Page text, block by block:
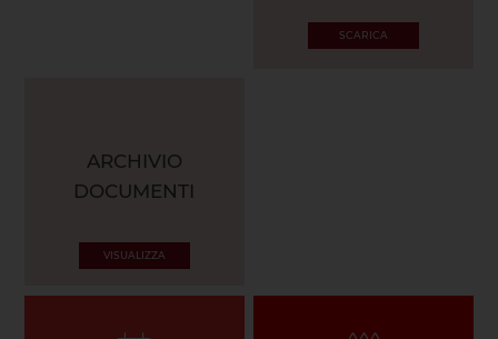
SCARICA
ARCHIVIO
DOCUMENTI
VISUALIZZA